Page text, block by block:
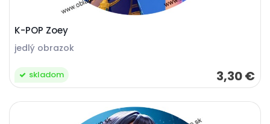
K-POP Zoey
jedlý obrazok
3,30 €
skladom